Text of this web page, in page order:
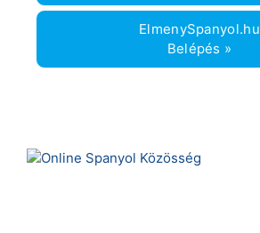
ElmenySpanyol.hu
Belépés »